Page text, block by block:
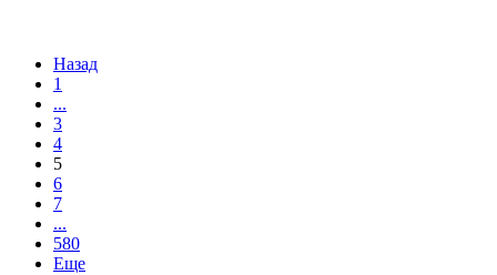
Назад
1
...
3
4
5
6
7
...
580
Еще